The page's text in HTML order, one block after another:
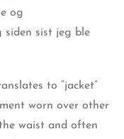
og
siden sist jeg ble
to “jacket”
worn over other
waist and often